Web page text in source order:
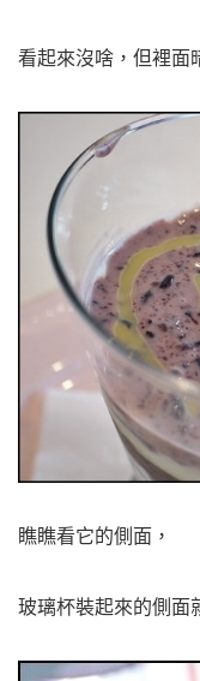
看起來沒啥，但裡面
瞧瞧看它的側面，
玻璃杯裝起來的側面